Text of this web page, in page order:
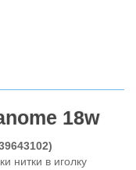
18w
нитки в иголку